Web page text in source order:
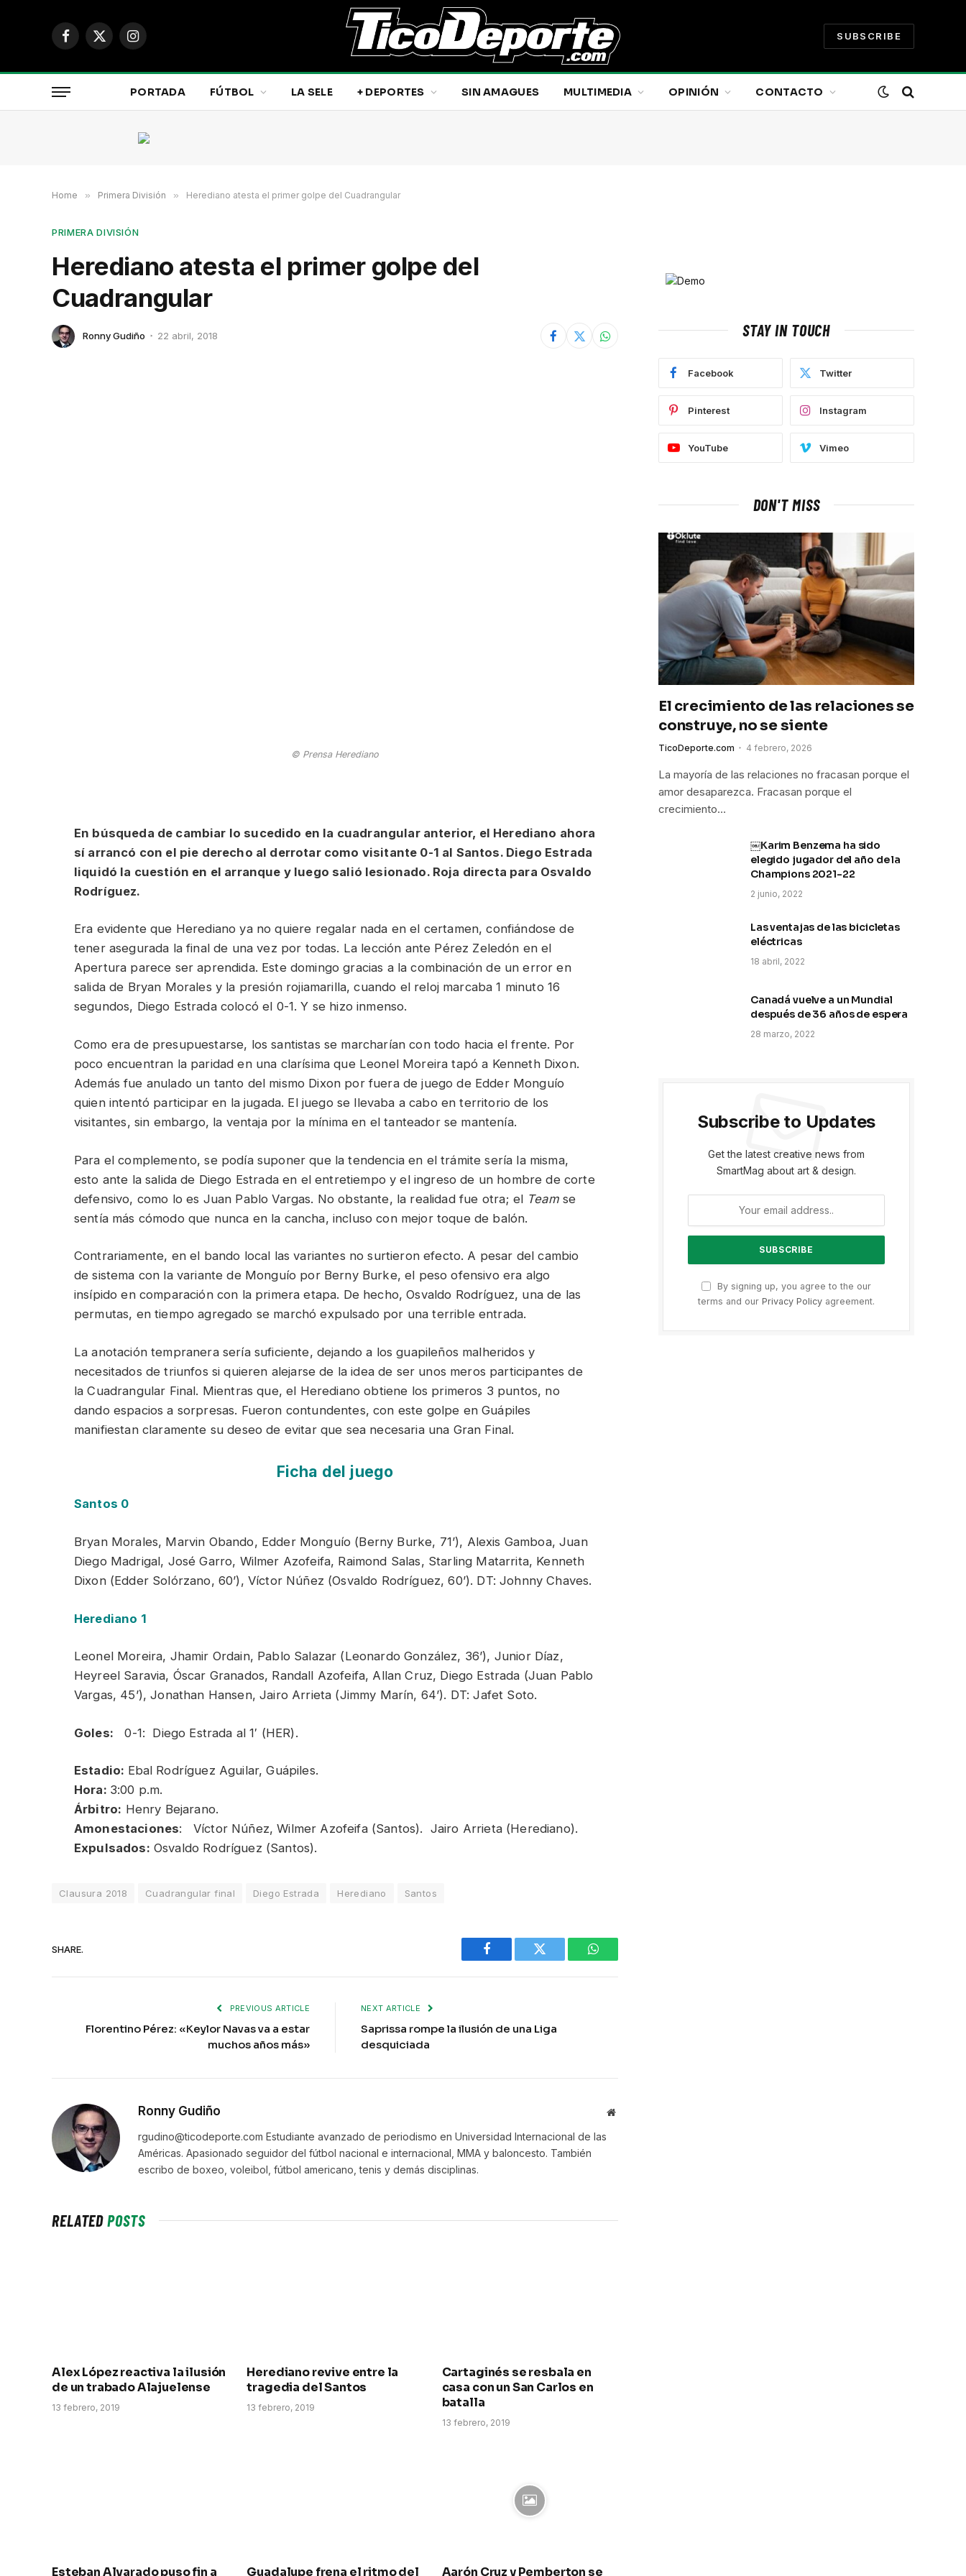
Facebook
X
Instagram
SUBSCRIBE
PORTADA FÚTBOL LA SELE + DEPORTES SIN AMAGUES MULTIMEDIA OPINIÓN CONTACTO
Home » Primera División » Herediano atesta el primer golpe del Cuadrangular
PRIMERA DIVISIÓN
Herediano atesta el primer golpe del
Cuadrangular
Ronny Gudiño 22 abril, 2018
© Prensa Herediano
En búsqueda de cambiar lo sucedido en la cuadrangular anterior, el Herediano ahora
sí arrancó con el pie derecho al derrotar como visitante 0-1 al Santos. Diego Estrada
liquidó la cuestión en el arranque y luego salió lesionado. Roja directa para Osvaldo
Rodríguez.
Era evidente que Herediano ya no quiere regalar nada en el certamen, confiándose de
tener asegurada la final de una vez por todas. La lección ante Pérez Zeledón en el
Apertura parece ser aprendida. Este domingo gracias a la combinación de un error en
salida de Bryan Morales y la presión rojiamarilla, cuando el reloj marcaba 1 minuto 16
segundos, Diego Estrada colocó el 0-1. Y se hizo inmenso.
Como era de presupuestarse, los santistas se marcharían con todo hacia el frente. Por
poco encuentran la paridad en una clarísima que Leonel Moreira tapó a Kenneth Dixon.
Además fue anulado un tanto del mismo Dixon por fuera de juego de Edder Monguío
quien intentó participar en la jugada. El juego se llevaba a cabo en territorio de los
visitantes, sin embargo, la ventaja por la mínima en el tanteador se mantenía.
Para el complemento, se podía suponer que la tendencia en el trámite sería la misma,
esto ante la salida de Diego Estrada en el entretiempo y el ingreso de un hombre de corte
defensivo, como lo es Juan Pablo Vargas. No obstante, la realidad fue otra; el Teamse
sentía más cómodo que nunca en la cancha, incluso con mejor toque de balón.
Contrariamente, en el bando local las variantes no surtieron efecto. A pesar del cambio
de sistema con la variante de Monguío por Berny Burke, el peso ofensivo era algo
insípido en comparación con la primera etapa. De hecho, Osvaldo Rodríguez, una de las
permutas, en tiempo agregado se marchó expulsado por una terrible entrada.
La anotación tempranera sería suficiente, dejando a los guapileños malheridos y
necesitados de triunfos si quieren alejarse de la idea de ser unos meros participantes de
la Cuadrangular Final. Mientras que, el Herediano obtiene los primeros 3 puntos, no
dando espacios a sorpresas. Fueron contundentes, con este golpe en Guápiles
manifiestan claramente su deseo de evitar que sea necesaria una Gran Final.
Ficha del juego
Santos 0
Bryan Morales, Marvin Obando, Edder Monguío (Berny Burke, 71’), Alexis Gamboa, Juan
Diego Madrigal, José Garro, Wilmer Azofeifa, Raimond Salas, Starling Matarrita, Kenneth
Dixon (Edder Solórzano, 60’), Víctor Núñez (Osvaldo Rodríguez, 60’). DT: Johnny Chaves.
Herediano 1
Leonel Moreira, Jhamir Ordain, Pablo Salazar (Leonardo González, 36’), Junior Díaz,
Heyreel Saravia, Óscar Granados, Randall Azofeifa, Allan Cruz, Diego Estrada (Juan Pablo
Vargas, 45’), Jonathan Hansen, Jairo Arrieta (Jimmy Marín, 64’). DT: Jafet Soto.
Goles: 0-1: Diego Estrada al 1′ (HER).
Estadio: Ebal Rodríguez Aguilar, Guápiles.
Hora: 3:00 p.m.
Árbitro: Henry Bejarano.
Amonestaciones: Víctor Núñez, Wilmer Azofeifa (Santos). Jairo Arrieta (Herediano).
Expulsados: Osvaldo Rodríguez (Santos).
Clausura 2018 Cuadrangular final Diego Estrada Herediano Santos
SHARE.
Facebook Twitter WhatsApp
PREVIOUS ARTICLE
Florentino Pérez: «Keylor Navas va a estar
muchos años más»
NEXT ARTICLE
Saprissa rompe la ilusión de una Liga
desquiciada
Ronny Gudiño Website
rgudino@ticodeporte.com Estudiante avanzado de periodismo en Universidad Internacional de las
Américas. Apasionado seguidor del fútbol nacional e internacional, MMA y baloncesto. También
escribo de boxeo, voleibol, fútbol americano, tenis y demás disciplinas.
RELATEDPOSTS
Alex López reactiva la ilusión
de un trabado Alajuelense
13 febrero, 2019
Herediano revive entre la
tragedia del Santos
13 febrero, 2019
Cartaginés se resbala en
casa con un San Carlos en
batalla
13 febrero, 2019
Esteban Alvarado puso fin a Guadalupe frena el ritmo del Aarón Cruz y Pemberton se
STAY IN TOUCH
Facebook Twitter
Pinterest Instagram
YouTube Vimeo
DON'T MISS
El crecimiento de las relaciones se
construye, no se siente
TicoDeporte.com 4 febrero, 2026
La mayoría de las relaciones no fracasan porque el
amor desaparezca. Fracasan porque el
crecimiento…
￼Karim Benzema ha sido
elegido jugador del año de la
Champions 2021-22
2 junio, 2022
Las ventajas de las bicicletas
eléctricas
18 abril, 2022
Canadá vuelve a un Mundial
después de 36 años de espera
28 marzo, 2022
Subscribe to Updates
Get the latest creative news from
SmartMag about art & design.
By signing up, you agree to the our
terms and our Privacy Policy agreement.